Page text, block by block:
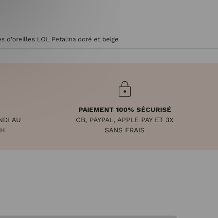
d'oreilles LOL Petalina doré et beige
AU
PAIEMENT 100% SÉCURISÉ
CB, PAYPAL, APPLE PAY ET 3X
SANS FRAIS